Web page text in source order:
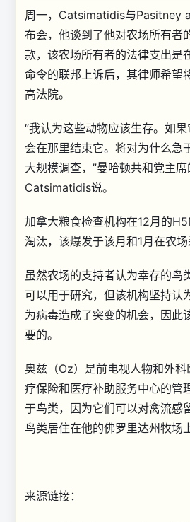
周一，Catsimatidis与Pasitney
布会，他谈到了他对农场所有者
款，该农场所有者的法律支出是
命令的联邦上诉后，其律师希望
高法院。
“我认为这些动物应该生存。如
会在那里结束它。将对为什么急
大规模调查，”曼哈顿共和党主
Catsimatidis说。
加拿大粮食检查机构在12月的
淘汰，该爆发于该月和1月在农场
虽然农场的支持者认为幸存的鸟
可以用于研究，但该机构坚持认
为病毒造成了突变的机会，因此
要的。
奥兹（Oz）是前电视人物和外
疗保险和医疗补助服务中心的管
于鸟类，因为它们可以对禽流感
鸟类居住在他的佛罗里达州牧场
来源链接：